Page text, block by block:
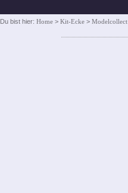
Du bist hier: Home > Kit-Ecke > Modelcollect